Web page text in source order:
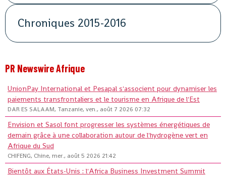
Chroniques 2015-2016
PR Newswire Afrique
UnionPay International et Pesapal s'associent pour dynamiser les
paiements transfrontaliers et le tourisme en Afrique de l'Est
DAR ES SALAAM, Tanzanie, ven., août 7 2026 07:32
Envision et Sasol font progresser les systèmes énergétiques de
demain grâce à une collaboration autour de l'hydrogène vert en
Afrique du Sud
CHIFENG, Chine, mer., août 5 2026 21:42
Bientôt aux États-Unis : l'Africa Business Investment Summit